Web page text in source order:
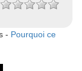
- Pourquoi ce